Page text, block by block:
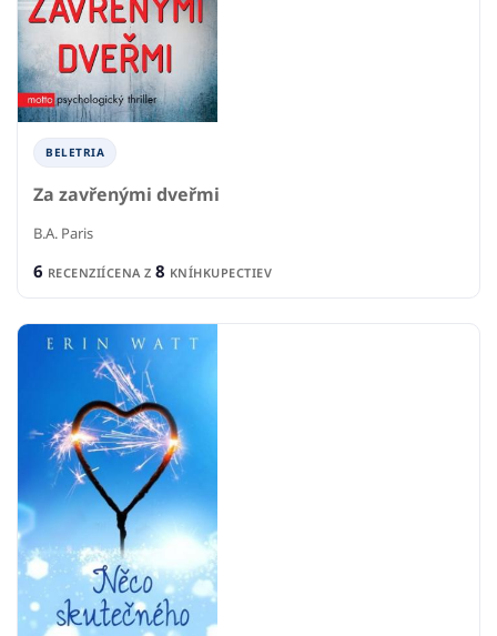
BELETRIA
Za zavřenými dveřmi
B.A. Paris
6 RECENZIÍCENA Z 8 KNÍHKUPECTIEV